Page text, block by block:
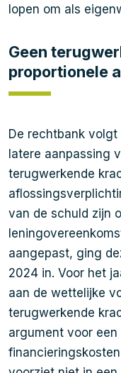
lopen om als
Geen
proportionele
De rechtbank
latere aanpassing
terugwerkende
van de schuld zijn
aangepast, ging
2024 in. Voor het
aan de wettelijke
terugwerkende
argument voor